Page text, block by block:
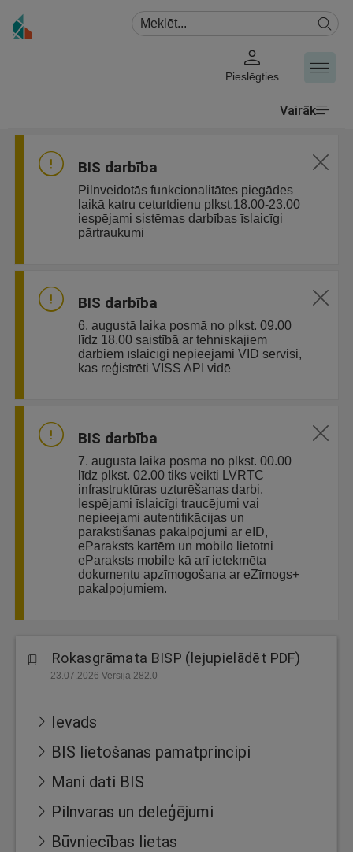
Pieslēgties
Vairāk
BIS darbība
Pilnveidotās funkcionalitātes piegādes
laikā katru ceturtdienu plkst.18.00-23.00
iespējami sistēmas darbības īslaicīgi
pārtraukumi
BIS darbība
6. augustā laika posmā no plkst. 09.00
līdz 18.00 saistībā ar tehniskajiem
darbiem īslaicīgi nepieejami VID servisi,
kas reģistrēti VISS API vidē
BIS darbība
7. augustā laika posmā no plkst. 00.00
līdz plkst. 02.00 tiks veikti LVRTC
infrastruktūras uzturēšanas darbi.
Iespējami īslaicīgi traucējumi vai
nepieejami autentifikācijas un
parakstīšanās pakalpojumi ar eID,
eParaksts kartēm un mobilo lietotni
eParaksts mobile kā arī ietekmēta
dokumentu apzīmogošana ar eZīmogs+
pakalpojumiem.
Rokasgrāmata BISP (lejupielādēt PDF)
23.07.2026 Versija 282.0
Ievads
BIS lietošanas pamatprincipi
Mani dati BIS
Pilnvaras un deleģējumi
Būvniecības lietas